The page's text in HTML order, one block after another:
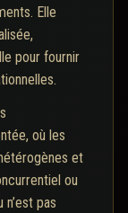
Elle
pour fournir
où les
et
ou
pas